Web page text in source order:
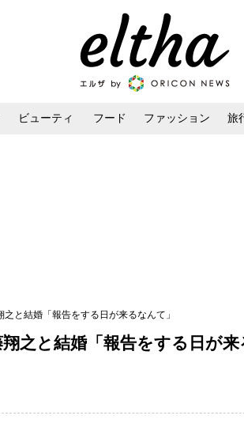
ビューティ フード ファッション 旅
と結婚「報告をする日が来るなんて」
之と結婚「報告をする日が